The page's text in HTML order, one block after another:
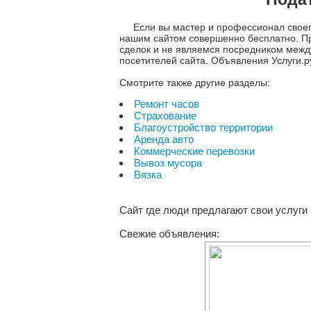
Если вы мастер и профессионал
нашим сайтом совершенно бесплатно.
сделок и не являемся посредником
посетителей сайта. Объявления
Смотрите также другие разделы:
Ремонт часов
Страхование
Благоустройство территории
Аренда авто
Коммерческие перевозки
Вывоз мусора
Вязка
Сайт где люди предлагают свои
Свежие объявления: